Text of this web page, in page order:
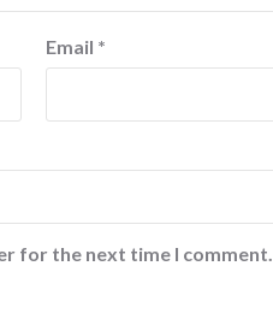
Email *
for the next time I comment.